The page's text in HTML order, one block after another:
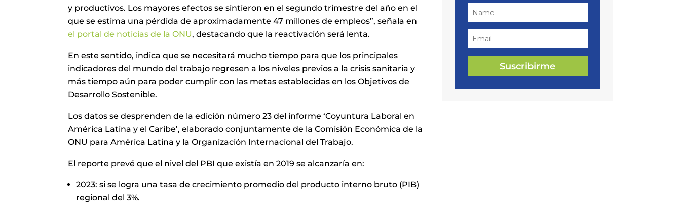
y productivos. Los mayores efectos se sintieron en el segundo trimestre del año en el
que se estima una pérdida de aproximadamente 47 millones de empleos”, señala en
el portal de noticias de la ONU, destacando que la reactivación será lenta.
En este sentido, indica que se necesitará mucho tiempo para que los principales
indicadores del mundo del trabajo regresen a los niveles previos a la crisis sanitaria y
más tiempo aún para poder cumplir con las metas establecidas en los Objetivos de
Desarrollo Sostenible.
Los datos se desprenden de la edición número 23 del informe ‘Coyuntura Laboral en
América Latina y el Caribe’, elaborado conjuntamente de la Comisión Económica de la
ONU para América Latina y la Organización Internacional del Trabajo.
El reporte prevé que el nivel del PBI que existía en 2019 se alcanzaría en:
2023: si se logra una tasa de crecimiento promedio del producto interno bruto (PIB)
regional del 3%.
Suscribirme